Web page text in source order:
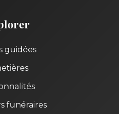
guidées
funéraires